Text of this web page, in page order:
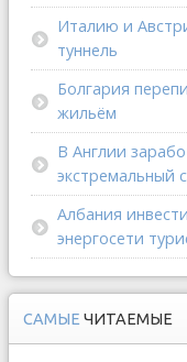
Италию и
туннель
Болгария
жильём
В Англии
экстремальный
Албания
энергосети
САМЫЕ ЧИТАЕМЫЕ